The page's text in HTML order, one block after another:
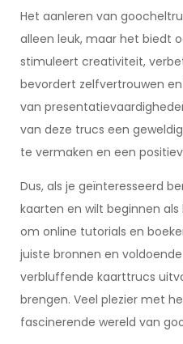
Het aanleren van
alleen leuk, maar het biedt
stimuleert creativiteit,
bevordert zelfvertrouwen
van
van deze trucs een
te vermaken en een
Dus, als je geïnteresseerd
kaarten en wilt beginnen
om online tutorials en
juiste bronnen en
verbluffende kaarttrucs
brengen. Veel plezier met
fascinerende wereld van